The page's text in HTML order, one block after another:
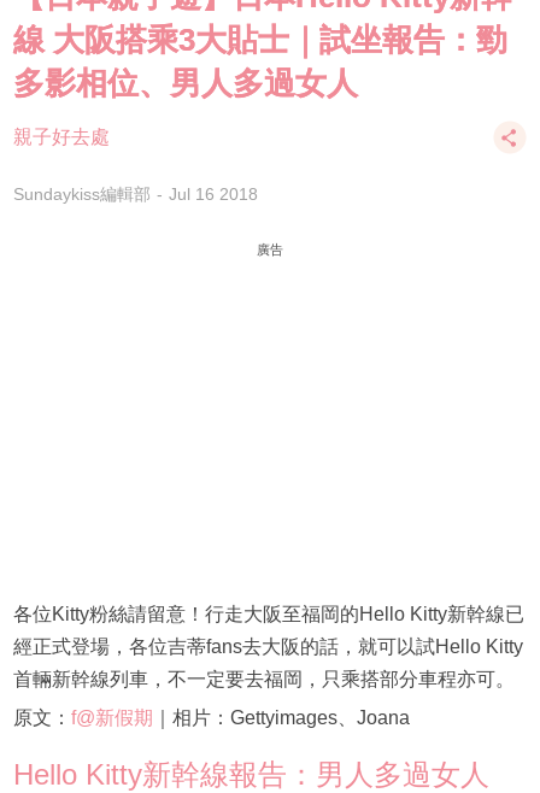
線 大阪搭乘3大貼士｜試坐報告：勁
多影相位、男人多過女人
親子好去處
Sundaykiss編輯部 Jul 16 2018
廣告
各位Kitty粉絲請留意！行走大阪至福岡的Hello Kitty新幹線已
經正式登場，各位吉蒂fans去大阪的話，就可以試Hello Kitty
首輛新幹線列車，不一定要去福岡，只乘搭部分車程亦可。
原文： f@新假期 ｜相片：Gettyimages、Joana
Hello Kitty新幹線報告：男人多過女人